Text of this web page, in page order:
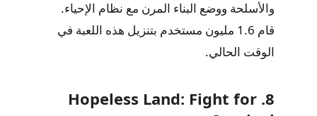
والأسلحة ووضع البناء المرن مع نظام الإحياء.
قام 1.6 مليون مستخدم بتنزيل هذه اللعبة في
الوقت الحالي.
8. Hopeless Land: Fight for